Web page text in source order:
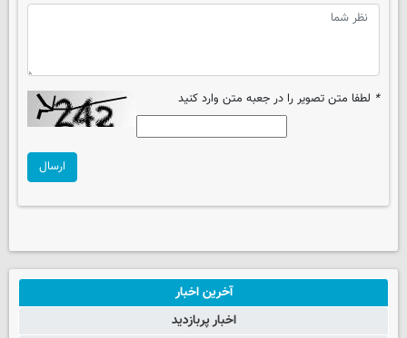
* لطفا متن تصویر را در جعبه متن وارد کنید
ارسال
آخرین اخبار
اخبار پربازدید